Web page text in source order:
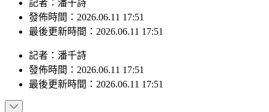
記者：潘千詩
發佈時間：2026.06.11 17:51
記者：潘千詩
發佈時間：2026.06.11 17:51